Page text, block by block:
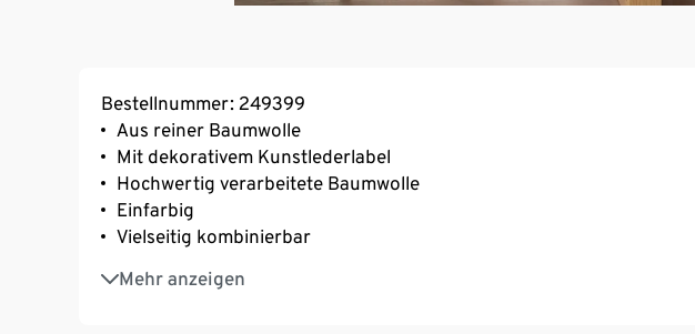
Bestellnummer: 249399
Aus reiner Baumwolle
Mit dekorativem Kunstlederlabel
Hochwertig verarbeitete Baumwolle
Einfarbig
Vielseitig kombinierbar
Mehr anzeigen
In Übergröße